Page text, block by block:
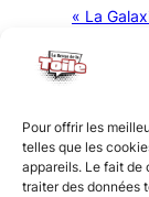
Pour offrir les
telles que les
appareils. Le fait de
traiter des données
« La